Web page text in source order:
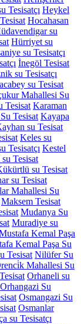
Tesisatçı Heykel
Hocahasan
su
Hürriyet su
su Tesisatçı
İnegöl Tesisat
su Tesisatçı
su Tesisat
Mahallesi Su
Tesisat Karaman
Tesisat Kayapa
su Tesisat
Keles su
Tesisatçı Kestel
Tesisat
su Tesisat
su Tesisat
Mahallesi Su
Maksem Tesisat
Mudanya Su
Muradiye su
Kemal Paşa
Kemal Paşa Su
Tesisat Nilüfer Su
Mahallesi Su
Orhaneli su
Orhangazi Su
Osmangazi Su
Osmanlar
su Tesisatçı